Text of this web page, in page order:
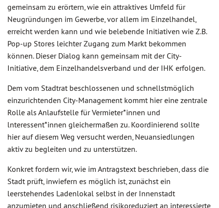
gemeinsam zu erörtern, wie ein attraktives Umfeld für
Neugründungen im Gewerbe, vor allem im Einzelhandel,
erreicht werden kann und wie belebende Initiativen wie Z.B.
Pop-up Stores leichter Zugang zum Markt bekommen
können. Dieser Dialog kann gemeinsam mit der City-
Initiative, dem Einzelhandelsverband und der IHK erfolgen.
Dem vom Stadtrat beschlossenen und schnellstmöglich
einzurichtenden City-Management kommt hier eine zentrale
Rolle als Anlaufstelle für Vermieter*innen und
lnteressent*innen gleichermaßen zu. Koordinierend sollte
hier auf diesem Weg versucht werden, Neuansiedlungen
aktiv zu begleiten und zu unterstützen.
Konkret fordern wir, wie im Antragstext beschrieben, dass die
Stadt prüft, inwiefern es möglich ist, zunächst ein
leerstehendes Ladenlokal selbst in der Innenstadt
anzumieten und anschließend risikoreduziert an interessierte